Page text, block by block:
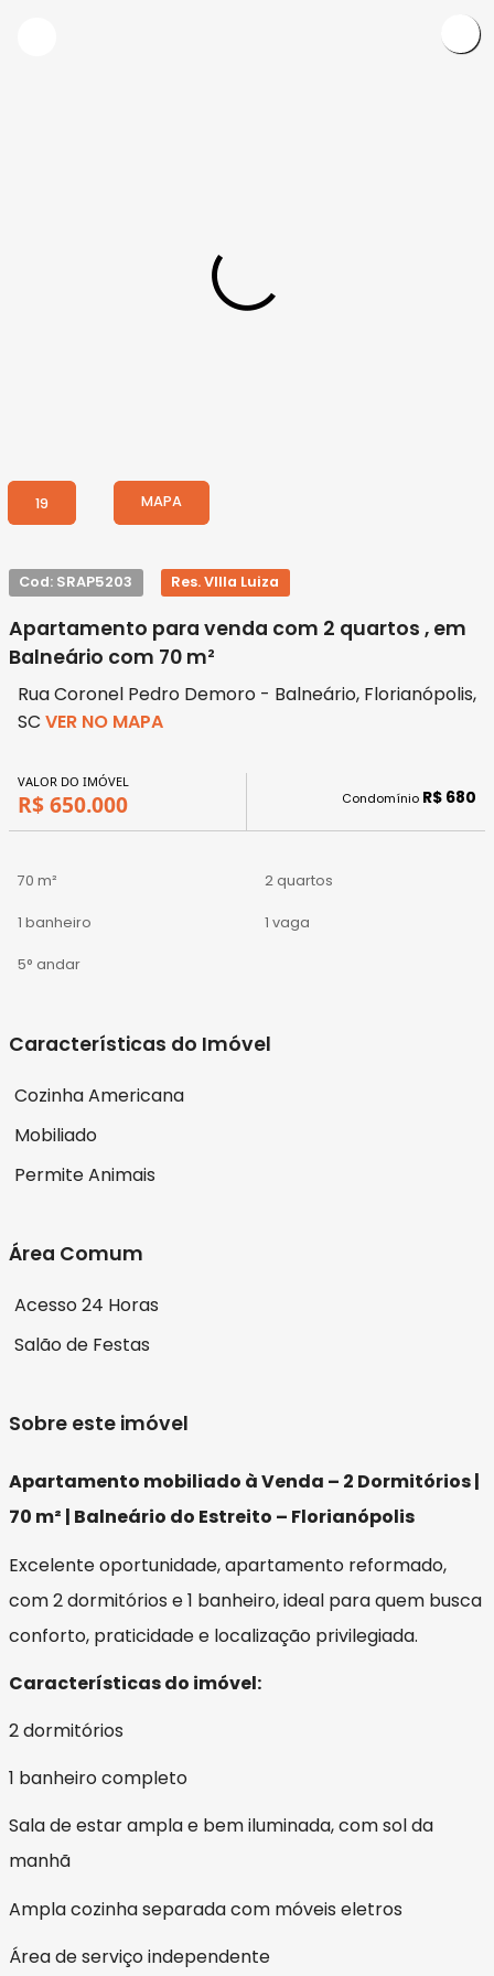
19 MAPA
Cod: SRAP5203 Res. VIlla Luiza
Apartamento para venda com 2 quartos , em
Balneário com 70 m²
Rua Coronel Pedro Demoro - Balneário, Florianópolis,
SC VER NO MAPA
VALOR DO IMÓVEL
R$ 650.000 Condomínio R$ 680
70 m² 2 quartos
1 banheiro 1 vaga
5° andar
Características do Imóvel
Cozinha Americana
Mobiliado
Permite Animais
Área Comum
Acesso 24 Horas
Salão de Festas
Sobre este imóvel
Apartamento mobiliado à Venda – 2 Dormitórios |
70 m² | Balneário do Estreito – Florianópolis
Excelente oportunidade, apartamento reformado,
com 2 dormitórios e 1 banheiro, ideal para quem busca
conforto, praticidade e localização privilegiada.
Características do imóvel:
2 dormitórios
1 banheiro completo
Sala de estar ampla e bem iluminada, com sol da
manhã
Ampla cozinha separada com móveis eletros
Área de serviço independente